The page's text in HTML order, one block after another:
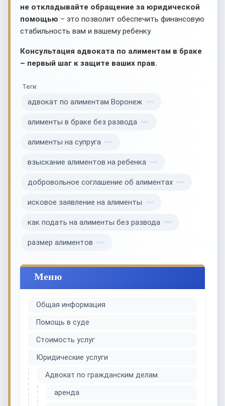
не откладывайте обращение за юридической
помощью – это позволит обеспечить финансовую
стабильность вам и вашему ребенку.
Консультация адвоката по алиментам в браке
– первый шаг к защите ваших прав.
Теги:
адвокат по алиментам Воронеж
алименты в браке без развода
алименты на супруга
взыскание алиментов на ребенка
добровольное соглашение об алиментах
исковое заявление на алименты
как подать на алименты без развода
размер алиментов
Меню
Общая информация
Помощь в суде
Стоимость услуг
Юридические услуги
Адвокат по гражданским делам.
аренда